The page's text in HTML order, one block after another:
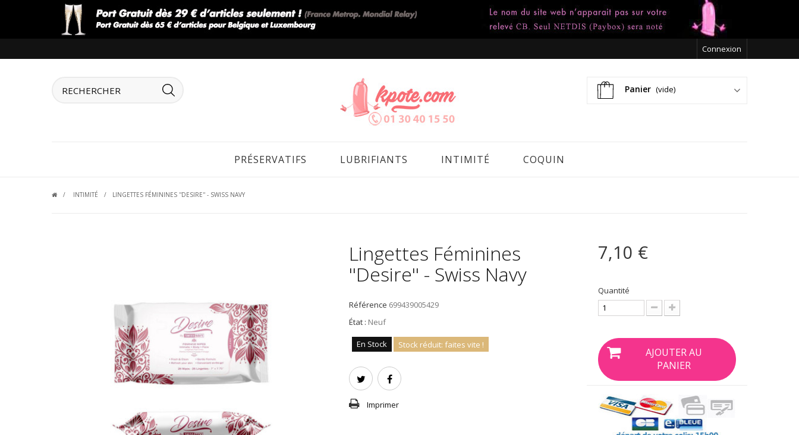
Connexion
Panier (vide)
PRÉSERVATIFS LUBRIFIANTS INTIMITÉ COQUIN
INTIMITÉ LINGETTES FÉMININES ''DESIRE'' - SWISS NAVY
Lingettes Féminines
''Desire'' - Swiss Navy
Référence 699439005429
État : Neuf
En Stock Stock réduit: faites vite !
Imprimer
7,10 €
Quantité
AJOUTER AU
PANIER